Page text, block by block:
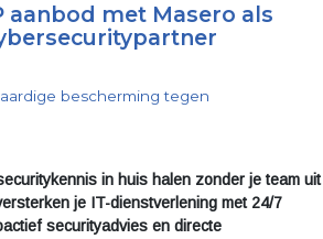
aanbod met Masero als
bescherming tegen
in huis halen zonder je team uit
je IT-dienstverlening met 24/7
securityadvies en directe